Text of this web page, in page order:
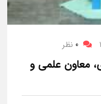
0 نظر
معاون علمی و